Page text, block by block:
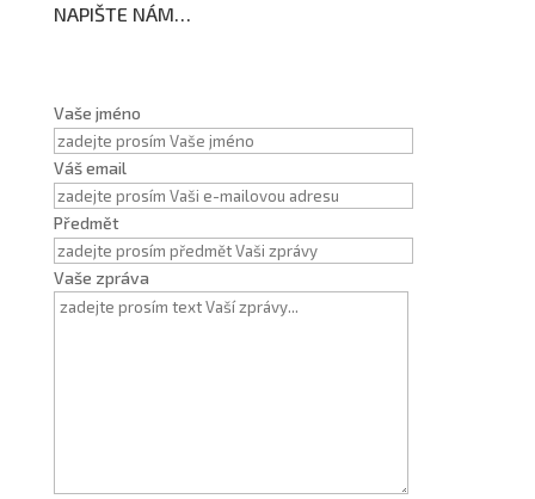
NAPIŠTE NÁM…
Vaše jméno
Váš email
Předmět
Vaše zpráva